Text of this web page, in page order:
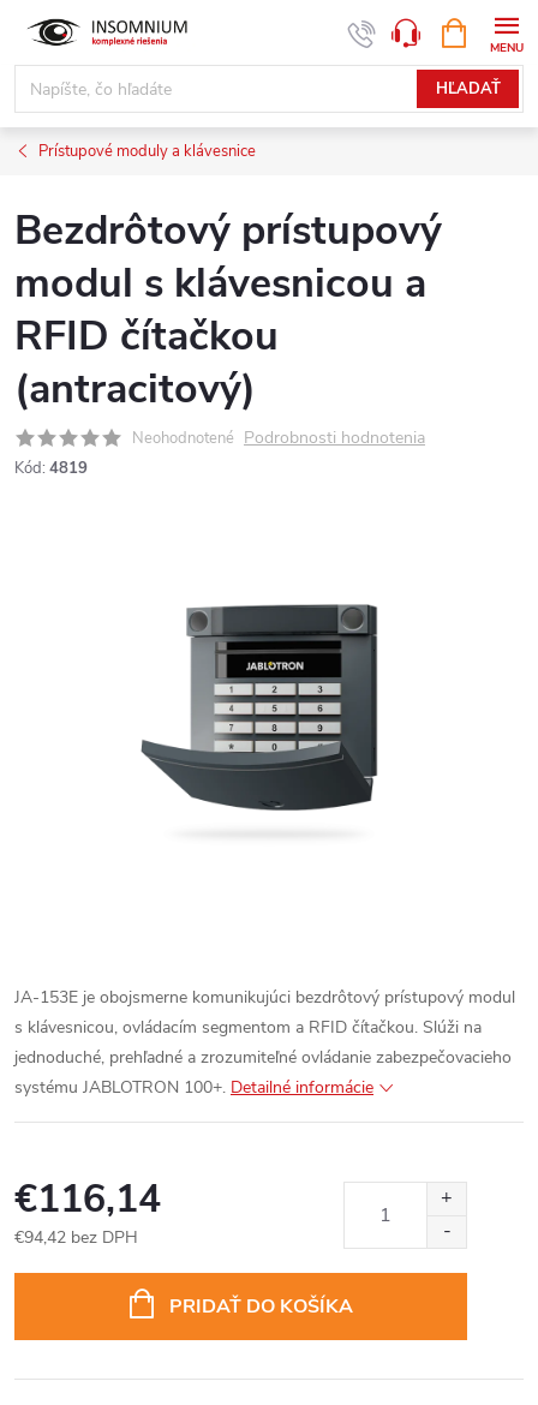
obsah
HĽADAŤ
KOŠÍK
Prístupové moduly a klávesnice
Bezdrôtový prístupový
modul s klávesnicou a
RFID čítačkou
(antracitový)
Neohodnotené Podrobnosti hodnotenia
Kód: 4819
JA-153E je obojsmerne komunikujúci bezdrôtový prístupový modul
s klávesnicou, ovládacím segmentom a RFID čítačkou. Slúži na
jednoduché, prehľadné a zrozumiteľné ovládanie zabezpečovacieho
systému JABLOTRON 100+. Detailné informácie
€116,14
€94,42 bez DPH
PRIDAŤ DO KOŠÍKA
www.insomnium.sk - Chat